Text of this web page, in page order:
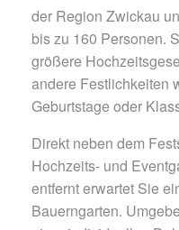
der Region Zwickau
bis zu 160 Personen.
größere
andere Festlichkeiten
Geburtstage oder
Direkt neben dem
Hochzeits- und
entfernt erwartet Sie
Bauerngarten.